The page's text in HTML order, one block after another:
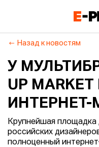
Назад к новостям
У
UP
ИНТЕРНЕТ-
Крупнейшая
российских
полноценный